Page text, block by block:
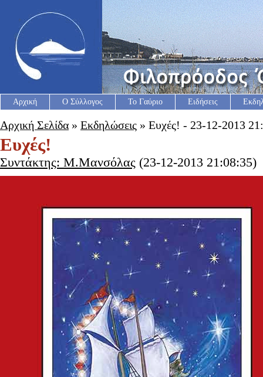
Αρχική Ο Σύλλογος Το Γαύριο Ειδήσεις
Αρχική Σελίδα » Εκδηλώσεις » Ευχές! - 23-12-2013
Ευχές!
Συντάκτης: Μ.Μανσόλας (23-12-2013 21:08:35)